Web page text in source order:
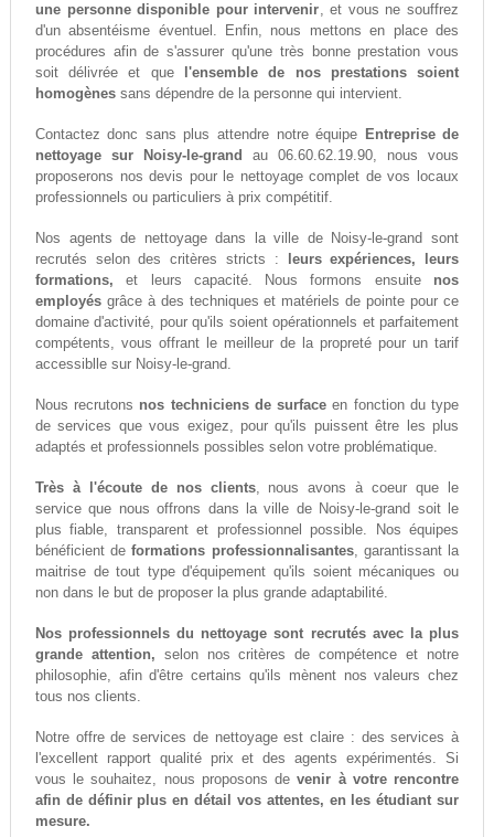
une personne disponible pour intervenir, et vous ne souffrez
d'un absentéisme éventuel. Enfin, nous mettons en place des
procédures afin de s'assurer qu'une très bonne prestation vous
soit délivrée et que
l'ensemble de nos prestations soient
homogènessans dépendre de la personne qui intervient.
Contactez donc sans plus attendre notre équipe Entreprise de
nettoyage sur Noisy-le-grand
au 06.60.62.19.90, nous vous
proposerons nos devis pour le nettoyage complet de vos locaux
professionnels ou particuliers à prix compétitif.
Nos agents de nettoyage dans la ville de Noisy-le-grand sont
recrutés selon des critères stricts :
leurs expériences, leurs
formations, et leurs capacité. Nous formons ensuite nos
employésgrâce à des techniques et matériels de pointe pour ce
domaine d'activité, pour qu'ils soient opérationnels et parfaitement
compétents, vous offrant le meilleur de la propreté pour un tarif
accessiblle sur Noisy-le-grand.
Nous recrutons nos techniciens de surface en fonction du type
de services que vous exigez, pour qu'ils puissent être les plus
adaptés et professionnels possibles selon votre problématique.
Très à l'écoute de nos clients, nous avons à coeur que le
service que nous offrons dans la ville de Noisy-le-grand soit le
plus fiable, transparent et professionnel possible. Nos équipes
bénéficient deformations professionnalisantes, garantissant la
maitrise de tout type d'équipement qu'ils soient mécaniques ou
non dans le but de proposer la plus grande adaptabilité.
Nos professionnels du nettoyage sont recrutés avec la plus
grande attention, selon nos critères de compétence et notre
philosophie, afin d'être certains qu'ils mènent nos valeurs chez
tous nos clients.
Notre offre de services de nettoyage est claire : des services à
l'excellent rapport qualité prix et des agents expérimentés. Si
vous le souhaitez, nous proposons devenir à votre rencontre
afin de définir plus en détail vos attentes, en les étudiant sur
mesure.